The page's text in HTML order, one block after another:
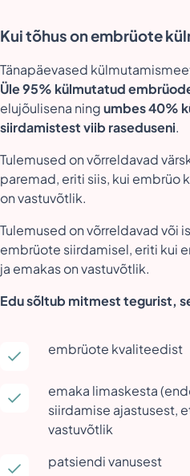
Kui tõhus on embrüote
Tänapäevased
Üle 95% külmutatud
elujõulisena ningumbes 40%
siirdamistest viib raseduseni.
Tulemused on võrreldavad
paremad, eriti siis, kui embrüo
on vastuvõtlik.
Tulemused on võrreldavad või
embrüote siirdamisel, eriti kui
ja emakas on vastuvõtlik.
Edu sõltub mitmest tegurist,
embrüote kvaliteedist
emaka limaskesta
siirdamise ajastusest,
vastuvõtlik
patsiendi vanusest